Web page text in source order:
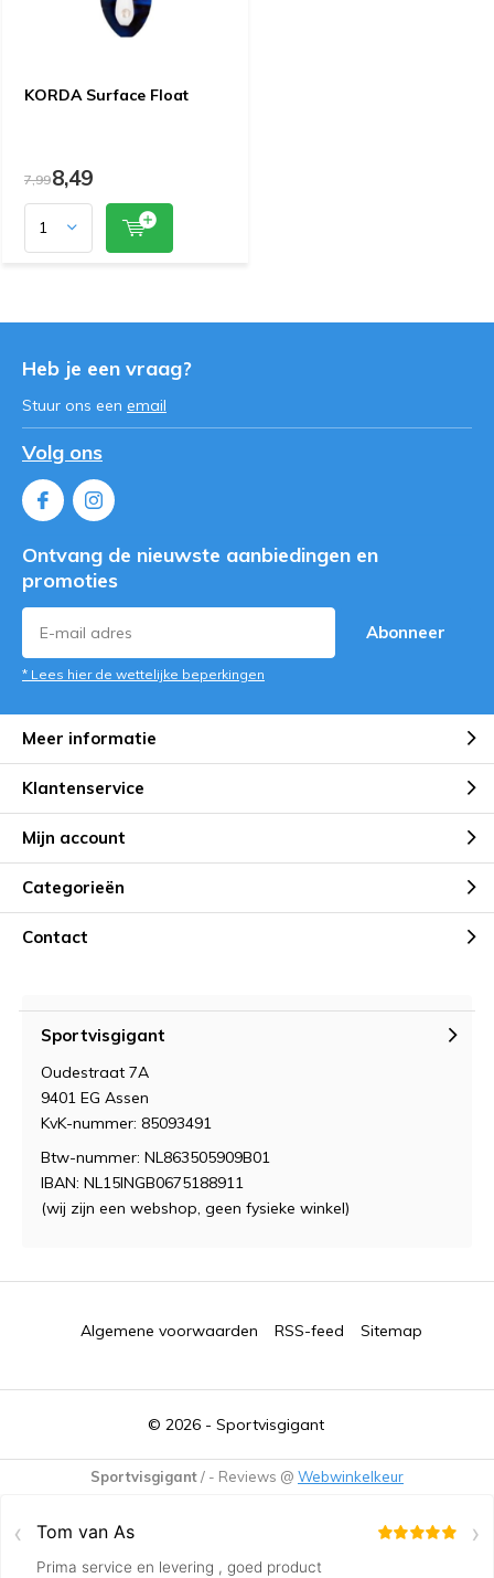
KORDA Surface Float
7,998,49
Heb je een vraag?
Stuur ons een email
Volg ons
Ontvang de nieuwste aanbiedingen en
promoties
Abonneer
* Lees hier de wettelijke beperkingen
Meer informatie
Klantenservice
Mijn account
Categorieën
Contact
Sportvisgigant
Oudestraat 7A
9401 EG Assen
KvK-nummer: 85093491
Btw-nummer: NL863505909B01
IBAN: NL15INGB0675188911
(wij zijn een webshop, geen fysieke winkel)
© 2026 - Sportvisgigant
Algemene voorwaarden RSS-feed Sitemap
Sportvisgigant/ - Reviews @ Webwinkelkeur